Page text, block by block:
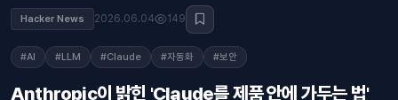
Hacker News 2026.06.04 149
#AI #LLM #Claude #자동화 #보안
Anthropic이 밝힌 'Claude를 제품 안에 가두는 법'